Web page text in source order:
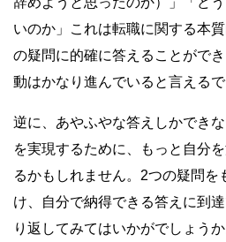
いのか」これは転職に関する本
の疑問に的確に答えることがで
動はかなり進んでいると言えるで
逆に、あやふやな答えしかでき
を実現するために、もっと自分
るかもしれません。2つの疑問を
け、自分で納得できる答えに到
り返してみてはいかがでしょうか